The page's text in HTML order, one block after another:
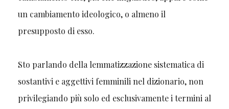
un cambiamento ideologico, o almeno il
presupposto di esso.
Sto parlando della lemmatizzazione sistematica di
sostantivi e aggettivi femminili nel dizionario, non
privilegiando più solo ed esclusivamente i termini al